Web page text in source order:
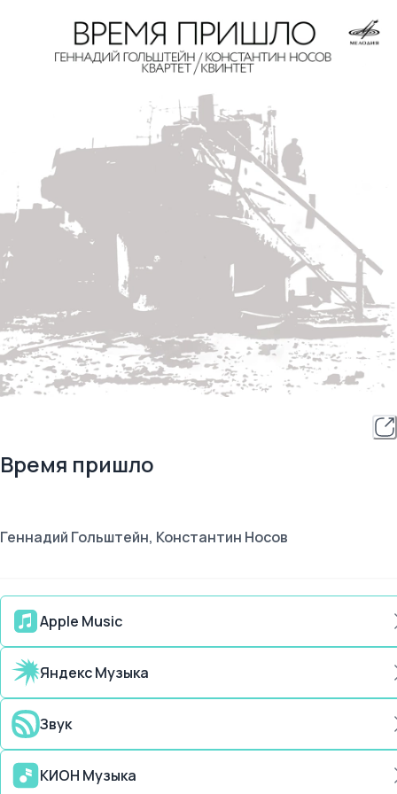
Время пришло
Геннадий Гольштейн, Константин Носов
Apple Music
Яндекс Музыка
Звук
КИОН Музыка